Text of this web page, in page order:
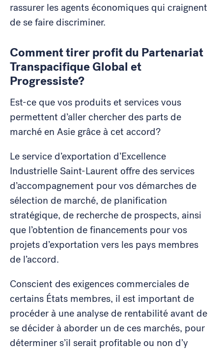
rassurer les agents économiques qui craignent
de se faire discriminer.
Comment tirer profit du Partenariat
Transpacifique Global et
Progressiste?
Est-ce que vos produits et services vous
permettent d’aller chercher des parts de
marché en Asie grâce à cet accord?
Le service d’exportation d’Excellence
Industrielle Saint-Laurent offre des services
d’accompagnement pour vos démarches de
sélection de marché, de planification
stratégique, de recherche de prospects, ainsi
que l’obtention de financements pour vos
projets d’exportation vers les pays membres
de l’accord.
Conscient des exigences commerciales de
certains États membres, il est important de
procéder à une analyse de rentabilité avant de
se décider à aborder un de ces marchés, pour
déterminer s’il serait profitable ou non d’y